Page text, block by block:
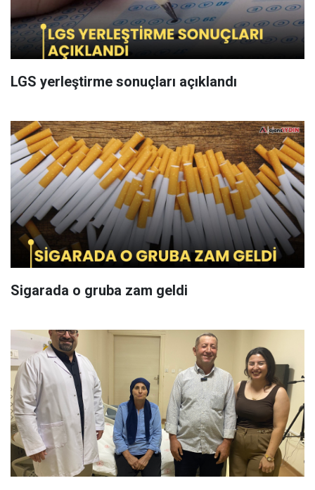
LGS yerleştirme sonuçları açıklandı
Sigarada o gruba zam geldi